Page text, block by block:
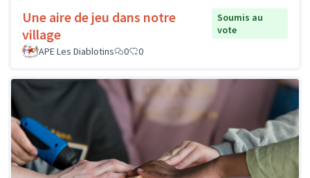
Une aire de jeu dans notre
village
Soumis au
vote
APE Les Diablotins
0 0